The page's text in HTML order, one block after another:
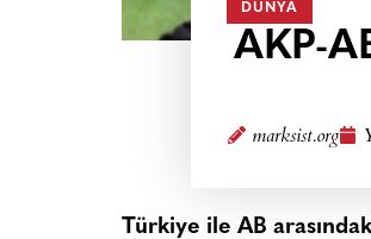
DÜNYA
AKP-
marksist.org
Türkiye ile AB